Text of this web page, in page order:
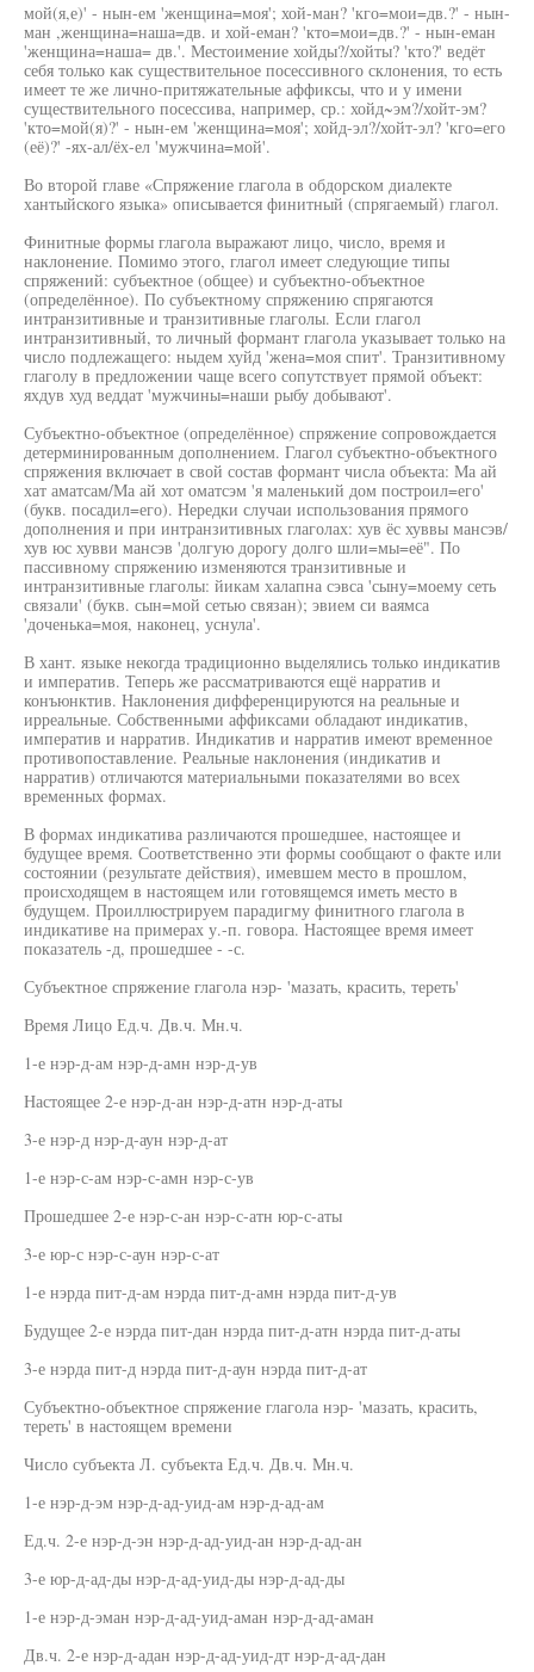
мой(я,е)' - нын-ем 'женщина=моя'; хой-ман? 'кго=мои=дв.?' - нын-
ман ,женщина=наша=дв. и хой-еман? 'кто=мои=дв.?' - нын-еман
'женщина=наша= дв.'. Местоимение хойды?/хойты? 'кто?' ведёт
себя только как существительное посессивного склонения, то есть
имеет те же лично-притяжательные аффиксы, что и у имени
существительного посессива, например, ср.: хойд~эм?/хойт-эм?
'кто=мой(я)?' - нын-ем 'женщина=моя'; хойд-эл?/хойт-эл? 'кго=его
(её)?' -ях-ал/ёх-ел 'мужчина=мой'.
Во второй главе «Спряжение глагола в обдорском диалекте
хантыйского языка» описывается финитный (спрягаемый) глагол.
Финитные формы глагола выражают лицо, число, время и
наклонение. Помимо этого, глагол имеет следующие типы
спряжений: субъектное (общее) и субъектно-объектное
(определённое). По субъектному спряжению спрягаются
интранзитивные и транзитивные глаголы. Если глагол
интранзитивный, то личный формант глагола указывает только на
число подлежащего: ныдем хуйд 'жена=моя спит'. Транзитивному
глаголу в предложении чаще всего сопутствует прямой объект:
яхдув худ веддат 'мужчины=наши рыбу добывают'.
Субъектно-объектное (определённое) спряжение сопровождается
детерминированным дополнением. Глагол субъектно-объектного
спряжения включает в свой состав формант числа объекта: Ма ай
хат аматсам/Ма ай хот оматсэм 'я маленький дом построил=его'
(букв. посадил=его). Нередки случаи использования прямого
дополнения и при интранзитивных глаголах: хув ёс хуввы мансэв/
хув юс хувви мансэв 'долгую дорогу долго шли=мы=её". По
пассивному спряжению изменяются транзитивные и
интранзитивные глаголы: йикам халапна сэвса 'сыну=моему сеть
связали' (букв. сын=мой сетью связан); эвием си ваямса
'доченька=моя, наконец, уснула'.
В хант. языке некогда традиционно выделялись только индикатив
и императив. Теперь же рассматриваются ещё нарратив и
конъюнктив. Наклонения дифференцируются на реальные и
ирреальные. Собственными аффиксами обладают индикатив,
императив и нарратив. Индикатив и нарратив имеют временное
противопоставление. Реальные наклонения (индикатив и
нарратив) отличаются материальными показателями во всех
временных формах.
В формах индикатива различаются прошедшее, настоящее и
будущее время. Соответственно эти формы сообщают о факте или
состоянии (результате действия), имевшем место в прошлом,
происходящем в настоящем или готовящемся иметь место в
будущем. Проиллюстрируем парадигму финитного глагола в
индикативе на примерах у.-п. говора. Настоящее время имеет
показатель -д, прошедшее - -с.
Субъектное спряжение глагола нэр- 'мазать, красить, тереть'
Время Лицо Ед.ч. Дв.ч. Мн.ч.
1-е нэр-д-ам нэр-д-амн нэр-д-ув
Настоящее 2-е нэр-д-ан нэр-д-атн нэр-д-аты
3-е нэр-д нэр-д-аун нэр-д-ат
1-е нэр-с-ам нэр-с-амн нэр-с-ув
Прошедшее 2-е нэр-с-ан нэр-с-атн юр-с-аты
3-е юр-с нэр-с-аун нэр-с-ат
1-е нэрда пит-д-ам нэрда пит-д-амн нэрда пит-д-ув
Будущее 2-е нэрда пит-дан нэрда пит-д-атн нэрда пит-д-аты
3-е нэрда пит-д нэрда пит-д-аун нэрда пит-д-ат
Субъектно-объектное спряжение глагола нэр- 'мазать, красить,
тереть' в настоящем времени
Число субъекта Л. субъекта Ед.ч. Дв.ч. Мн.ч.
1-е нэр-д-эм нэр-д-ад-уид-ам нэр-д-ад-ам
Ед.ч. 2-е нэр-д-эн нэр-д-ад-уид-ан нэр-д-ад-ан
3-е юр-д-ад-ды нэр-д-ад-уид-ды нэр-д-ад-ды
1-е нэр-д-эман нэр-д-ад-уид-аман нэр-д-ад-аман
Дв.ч. 2-е нэр-д-адан нэр-д-ад-уид-дт нэр-д-ад-дан